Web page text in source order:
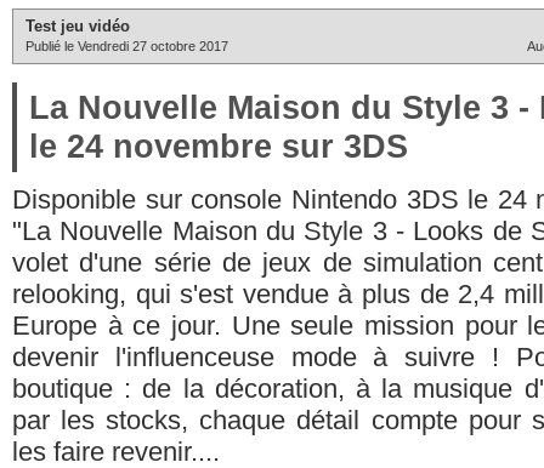
Test jeu vidéo
Publié le Vendredi 27 octobre 2017
La Nouvelle Maison du Style 3
le 24 novembre sur 3DS
Disponible sur console Nintendo 3DS le 24
"La Nouvelle Maison du Style 3 - Looks de
volet d'une série de jeux de simulation
relooking, qui s'est vendue à plus de 2,4
Europe à ce jour. Une seule mission pour
devenir l'influenceuse mode à suivre !
boutique : de la décoration, à la musique
par les stocks, chaque détail compte pour
les faire revenir....